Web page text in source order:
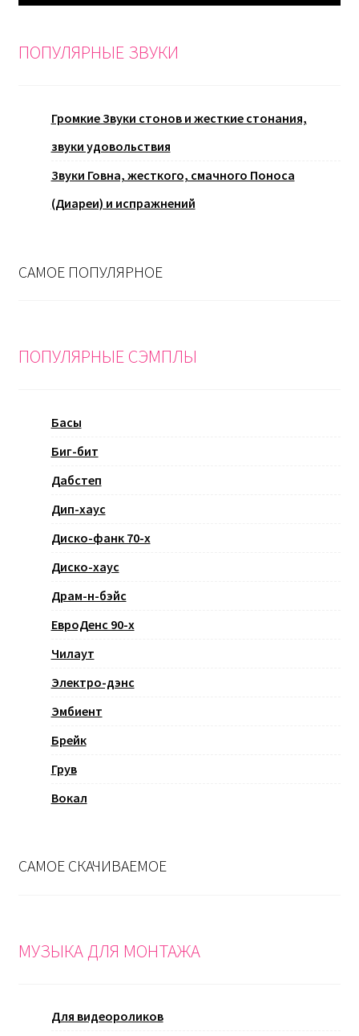
ПОПУЛЯРНЫЕ ЗВУКИ
Громкие Звуки стонов и жесткие стонания,
звуки удовольствия
Звуки Говна, жесткого, смачного Поноса
(Диареи) и испражнений
САМОЕ ПОПУЛЯРНОЕ
ПОПУЛЯРНЫЕ СЭМПЛЫ
Басы
Биг-бит
Дабстеп
Дип-хаус
Диско-фанк 70-х
Диско-хаус
Драм-н-бэйс
ЕвроДенс 90-х
Чилаут
Электро-дэнс
Эмбиент
Брейк
Грув
Вокал
САМОЕ СКАЧИВАЕМОЕ
МУЗЫКА ДЛЯ МОНТАЖА
Для видеороликов